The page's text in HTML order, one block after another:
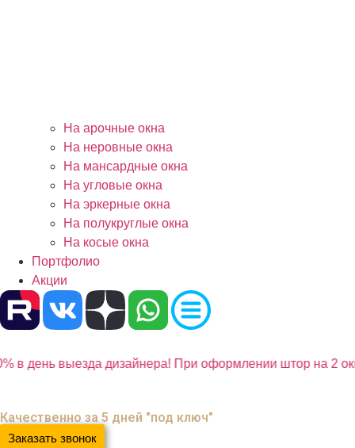
На арочные окна
На неровные окна
На мансардные окна
На угловые окна
На эркерные окна
На полукруглые окна
На косые окна
Портфолио
Акции
в день выезда дизайнера! При оформлении штор на 2
Качественно за 5 дней "под ключ"
Заказать звонок